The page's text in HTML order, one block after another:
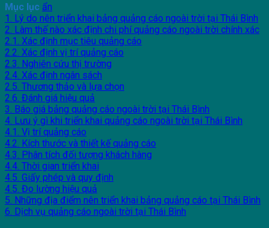
Mục lục ẩn
1. Lý do nên triển khai bảng quảng cáo ngoài trời tại Thái Bình
2. Làm thế nào xác định chi phí quảng cáo ngoài trời chính xác
2.1. Xác định mục tiêu quảng cáo
2.2. Xác định vị trí quảng cáo
2.3. Nghiên cứu thị trường
2.4. Xác định ngân sách
2.5. Thương thảo và lựa chọn
2.6. Đánh giá hiệu quả
3. Báo giá bảng quảng cáo ngoài trời tại Thái Bình
4. Lưu ý gì khi triển khai quảng cáo ngoài trời tại Thái Bình
4.1. Vị trí quảng cáo
4.2. Kích thước và thiết kế quảng cáo
4.3. Phân tích đối tượng khách hàng
4.4. Thời gian triển khai
4.5. Giấy phép và quy định
4.5. Đo lường hiệu quả
5. Những địa điểm nên triển khai bảng quảng cáo tại Thái Bình
6. Dịch vụ quảng cáo ngoài trời tại Thái Bình